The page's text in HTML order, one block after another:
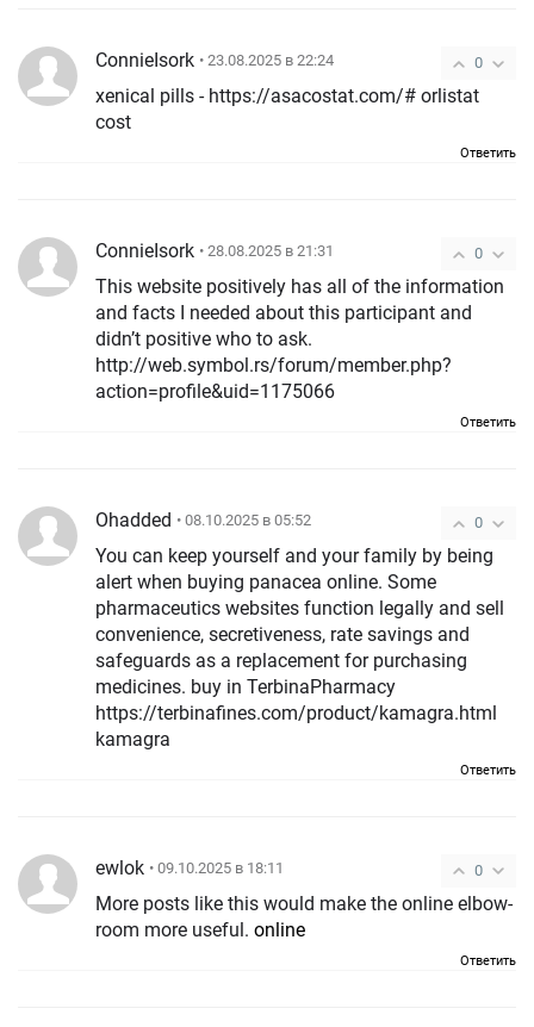
0
ConnieIsork • 23.08.2025 в 22:24
xenical pills - https://asacostat.com/# orlistat
cost
Ответить
0
ConnieIsork • 28.08.2025 в 21:31
This website positively has all of the information
and facts I needed about this participant and
didn’t positive who to ask.
http://web.symbol.rs/forum/member.php?
action=profile&uid=1175066
Ответить
0
Ohadded • 08.10.2025 в 05:52
You can keep yourself and your family by being
alert when buying panacea online. Some
pharmaceutics websites function legally and sell
convenience, secretiveness, rate savings and
safeguards as a replacement for purchasing
medicines. buy in TerbinaPharmacy
https://terbinafines.com/product/kamagra.html
kamagra
Ответить
0
ewlok • 09.10.2025 в 18:11
More posts like this would make the online elbow-
room more useful. online
Ответить